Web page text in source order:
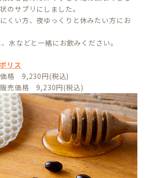
のサプリにしました。
くい方、夜ゆっくりと休みたい方にお
水などと一緒にお飲みください。
リス
格 9,230円(税込)
売価格 9,230円(税込)